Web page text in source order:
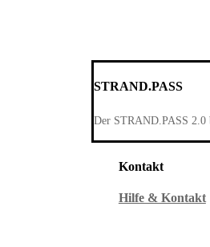
STRAND.PASS
Der STRAND.PASS 2.0
Kontakt
Hilfe & Kontakt